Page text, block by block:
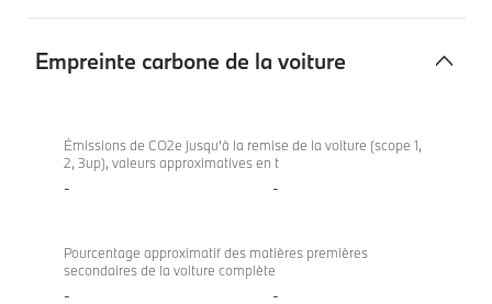
Empreinte carbone de la voiture
carbone
M440i
xDrive
Coupé
Émissions de CO2e jusqu’à la remise de la voiture (scope 1,
2, 3up), valeurs approximatives en t
- -
Pourcentage approximatif des matières premières
secondaires de la voiture complète
- -